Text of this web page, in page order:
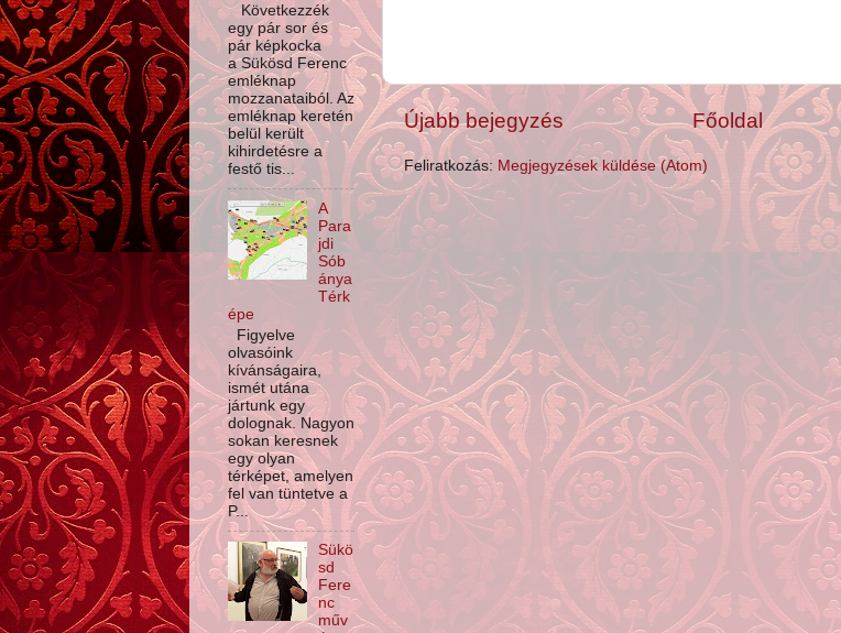
Újabb bejegyzés Főoldal
Feliratkozás: Megjegyzések küldése (Atom)
Következzék
egy pár sor és
pár képkocka
a Sükösd Ferenc
emléknap
mozzanataiból. Az
emléknap keretén
belül került
kihirdetésre a
festő tis...
A
Para
jdi
Sób
ánya
Térk
épe
Figyelve
olvasóink
kívánságaira,
ismét utána
jártunk egy
dolognak. Nagyon
sokan keresnek
egy olyan
térképet, amelyen
fel van tüntetve a
P...
Sükö
sd
Fere
nc
műv